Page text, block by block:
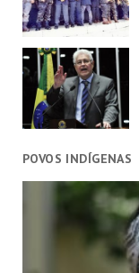
POVOS INDÍGENAS